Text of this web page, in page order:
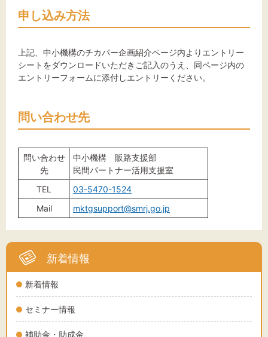
新着情報
新着情報
セミナー情報
補助金・助成金
申し込み方法
上記、中小機構のチカパー企画紹介ページ内よりエントリー
シートをダウンロードいただきご記入のうえ、同ページ内の
エントリーフォームに添付しエントリーください。
問い合わせ先
問い合わせ
先
中小機構 販路支援部
民間パートナー活用支援室
TEL
03-5470-1524
Mail
mktgsupport@smrj.go.jp